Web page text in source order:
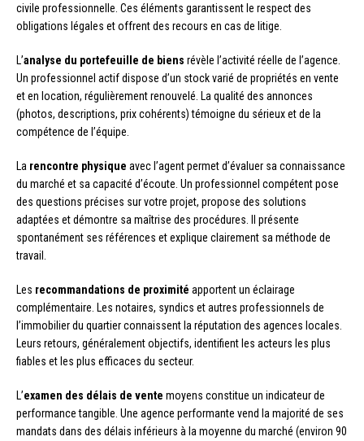
civile professionnelle. Ces éléments garantissent le respect des
obligations légales et offrent des recours en cas de litige.
L’analyse du portefeuille de biens révèle l’activité réelle de l’agence.
Un professionnel actif dispose d’un stock varié de propriétés en vente
et en location, régulièrement renouvelé. La qualité des annonces
(photos, descriptions, prix cohérents) témoigne du sérieux et de la
compétence de l’équipe.
La rencontre physique avec l’agent permet d’évaluer sa connaissance
du marché et sa capacité d’écoute. Un professionnel compétent pose
des questions précises sur votre projet, propose des solutions
adaptées et démontre sa maîtrise des procédures. Il présente
spontanément ses références et explique clairement sa méthode de
travail.
Les recommandations de proximité apportent un éclairage
complémentaire. Les notaires, syndics et autres professionnels de
l’immobilier du quartier connaissent la réputation des agences locales.
Leurs retours, généralement objectifs, identifient les acteurs les plus
fiables et les plus efficaces du secteur.
L’examen des délais de vente moyens constitue un indicateur de
performance tangible. Une agence performante vend la majorité de ses
mandats dans des délais inférieurs à la moyenne du marché (environ 90